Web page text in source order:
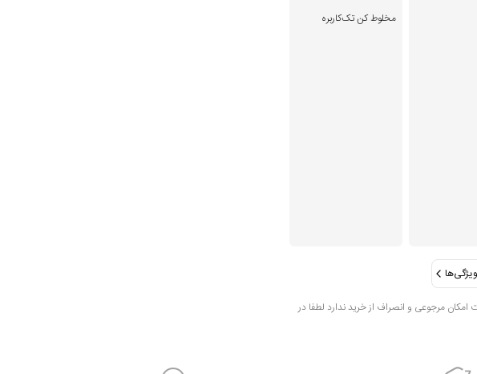
مخلوط کن تک‌کاربره
مرجوعی و انصراف از خرید ندارد لطفا در